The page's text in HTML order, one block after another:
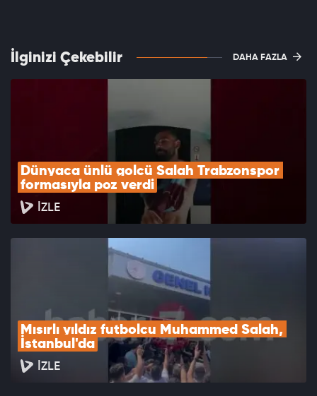
İlginizi Çekebilir DAHA FAZLA
Dünyaca ünlü golcü Salah Trabzonspor
formasıyla poz verdi
İZLE
Mısırlı yıldız futbolcu Muhammed Salah,
İstanbul'da
İZLE